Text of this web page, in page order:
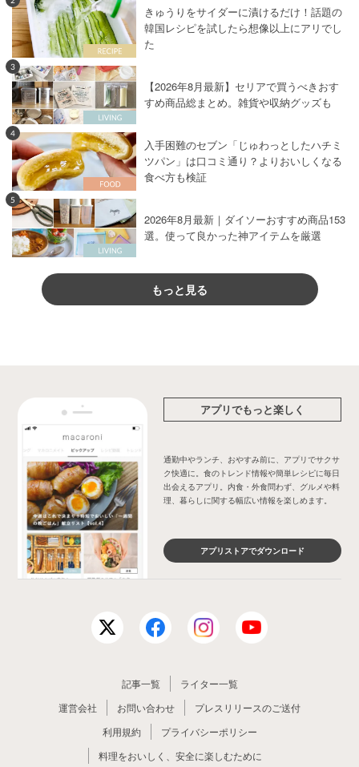
きゅうりをサイダーに漬けるだけ！話題の
韓国レシピを試したら想像以上にアリでし
た
3
【2026年8月最新】セリアで買うべきおす
すめ商品総まとめ。雑貨や収納グッズも
4
入手困難のセブン「じゅわっとしたハチミ
ツパン」は口コミ通り？よりおいしくなる
食べ方も検証
5
2026年8月最新｜ダイソーおすすめ商品153
選。使って良かった神アイテムを厳選
もっと見る
アプリでもっと楽しく
通勤中やランチ、おやすみ前に、アプリでサクサ
ク快適に。食のトレンド情報や簡単レシピに毎日
出会えるアプリ。内食・外食問わず、グルメや料
理、暮らしに関する幅広い情報を楽しめます。
アプリストアでダウンロード
記事一覧
ライター一覧
運営会社
お問い合わせ
プレスリリースのご送付
利用規約
プライバシーポリシー
料理をおいしく、安全に楽しむために